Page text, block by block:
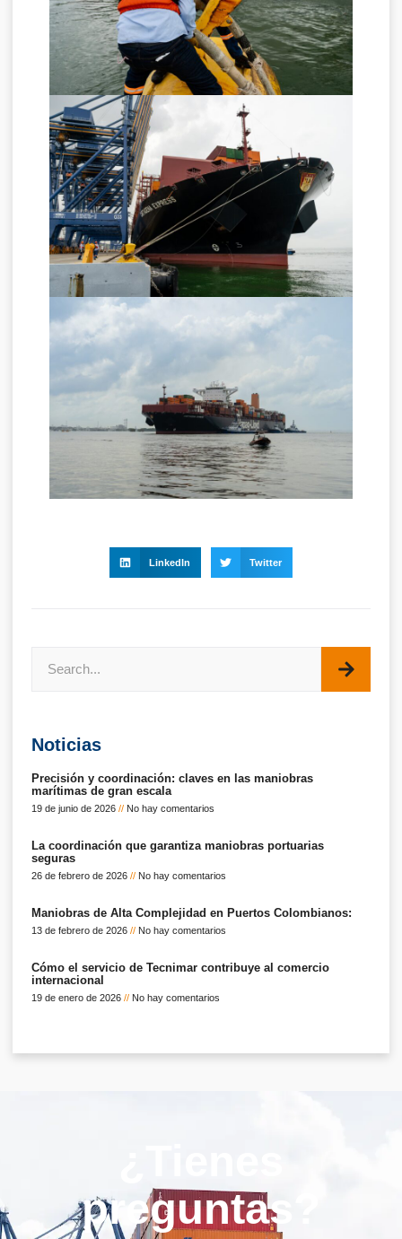
LinkedIn Twitter
Noticias
Precisión y coordinación: claves en las maniobras
marítimas de gran escala
19 de junio de 2026 No hay comentarios
La coordinación que garantiza maniobras portuarias
seguras
26 de febrero de 2026 No hay comentarios
Maniobras de Alta Complejidad en Puertos Colombianos:
13 de febrero de 2026 No hay comentarios
Cómo el servicio de Tecnimar contribuye al comercio
internacional
19 de enero de 2026 No hay comentarios
preguntas?